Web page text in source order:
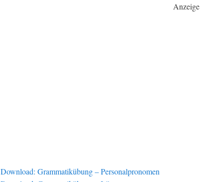
Anzeige
Download: Grammatikübung – Personalpronomen